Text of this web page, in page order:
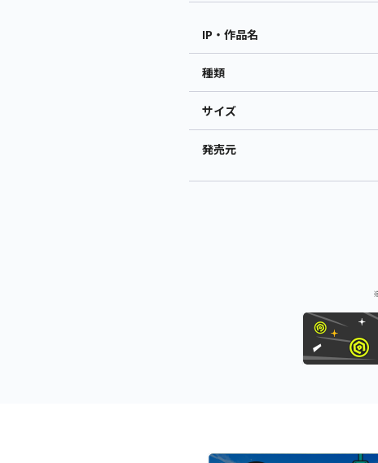
IP・作品名
種類
サイズ
発売元